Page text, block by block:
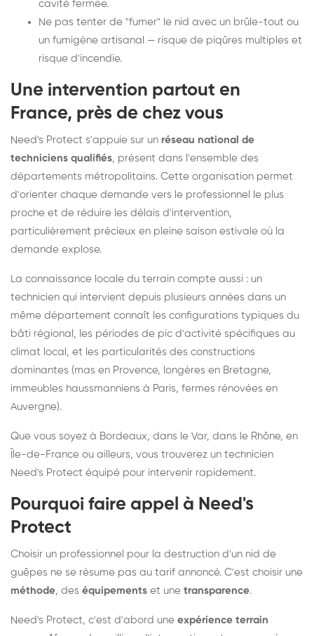
cavité fermée.
Ne pas tenter de "fumer" le nid avec un brûle-tout ou
un fumigène artisanal — risque de piqûres multiples et
risque d'incendie.
Une intervention partout en
France, près de chez vous
Need's Protect s'appuie sur un réseau national de
techniciens qualifiés, présent dans l'ensemble des
départements métropolitains. Cette organisation permet
d'orienter chaque demande vers le professionnel le plus
proche et de réduire les délais d'intervention,
particulièrement précieux en pleine saison estivale où la
demande explose.
La connaissance locale du terrain compte aussi : un
technicien qui intervient depuis plusieurs années dans un
même département connaît les configurations typiques du
bâti régional, les périodes de pic d'activité spécifiques au
climat local, et les particularités des constructions
dominantes (mas en Provence, longères en Bretagne,
immeubles haussmanniens à Paris, fermes rénovées en
Auvergne).
Que vous soyez à Bordeaux, dans le Var, dans le Rhône, en
Île-de-France ou ailleurs, vous trouverez un technicien
Need's Protect équipé pour intervenir rapidement.
Pourquoi faire appel à Need's
Protect
Choisir un professionnel pour la destruction d'un nid de
guêpes ne se résume pas au tarif annoncé. C'est choisir une
méthode, des équipements et une transparence.
Need's Protect, c'est d'abord une expérience terrain